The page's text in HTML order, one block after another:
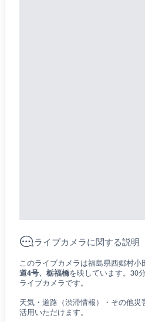
ライブカメラに関する説明
このライブカメラは福島県西郷村小
道4号、栃福橋を映しています。30
ライブカメラです。
天気・道路（渋滞情報）・その他
活用いただけます。